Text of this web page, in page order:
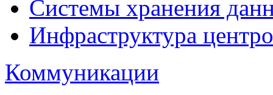
Системы хранения
Инфраструктура
Коммуникации